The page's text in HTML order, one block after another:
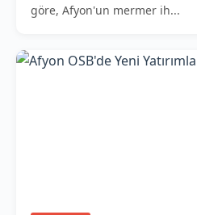
göre, Afyon'un mermer ih...